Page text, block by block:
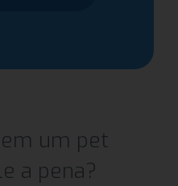
um pet
a pena?